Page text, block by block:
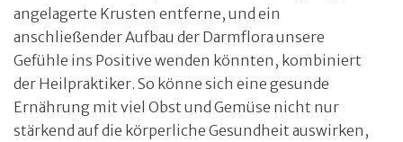
angelagerte Krusten entferne, und ein
anschließender Aufbau der Darmflora unsere
Gefühle ins Positive wenden könnten, kombiniert
der Heilpraktiker. So könne sich eine gesunde
Ernährung mit viel Obst und Gemüse nicht nur
stärkend auf die körperliche Gesundheit auswirken,